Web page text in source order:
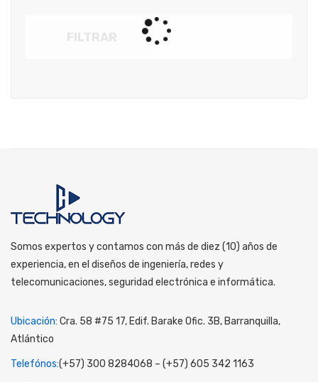
Somos expertos y contamos con más de diez (10) años de
experiencia, en el diseños de ingeniería, redes y
telecomunicaciones, seguridad electrónica e informática.
Ubicación: Cra. 58 #75 17, Edif. Barake Ofic. 3B, Barranquilla,
Atlántico
Telefónos:(+57) 300 8284068 – (+57) 605 342 1163